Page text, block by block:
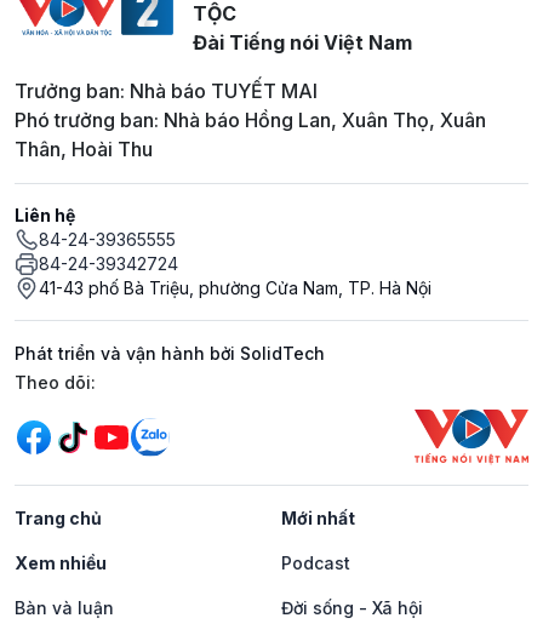
TỘC
Đài Tiếng nói Việt Nam
Trưởng ban: Nhà báo TUYẾT MAI
Phó trưởng ban: Nhà báo Hồng Lan, Xuân Thọ, Xuân
Thân, Hoài Thu
Liên hệ
84-24-39365555
84-24-39342724
41-43 phố Bà Triệu, phường Cửa Nam, TP. Hà Nội
Phát triển và vận hành bởi SolidTech
Mạng xã hội
Theo dõi:
Trang chủ Mới nhất
Xem nhiều Podcast
Bàn và luận Đời sống - Xã hội